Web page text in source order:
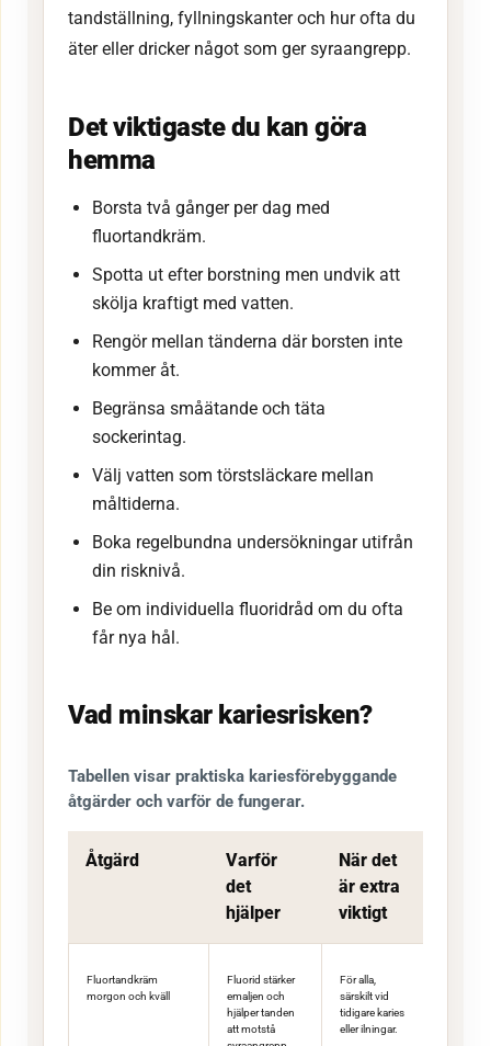
tandställning, fyllningskanter och hur ofta du
äter eller dricker något som ger syraangrepp.
Det viktigaste du kan göra
hemma
Borsta två gånger per dag med
fluortandkräm.
Spotta ut efter borstning men undvik att
skölja kraftigt med vatten.
Rengör mellan tänderna där borsten inte
kommer åt.
Begränsa småätande och täta
sockerintag.
Välj vatten som törstsläckare mellan
måltiderna.
Boka regelbundna undersökningar utifrån
din risknivå.
Be om individuella fluoridråd om du ofta
får nya hål.
Vad minskar kariesrisken?
Tabellen visar praktiska kariesförebyggande
åtgärder och varför de fungerar.
Åtgärd
Varför
det
hjälper
När det
är extra
viktigt
Fluortandkräm
morgon och kväll
Fluorid stärker
emaljen och
hjälper tanden
att motstå
För alla,
särskilt vid
tidigare karies
eller ilningar.